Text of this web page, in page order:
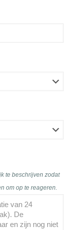
te beschrijven zodat
om op te reageren.